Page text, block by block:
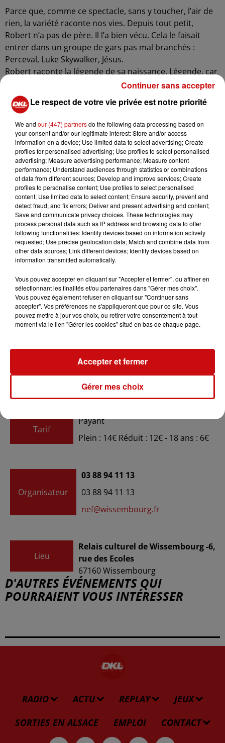
Parce que, comme ce spectacle, sans y toucher, l’air de
rien, la variété raconte nos vies. Depuis tout petit,
Robert n’a pas de père. Il l’a bien vécu. Cela le faisait
entrer dans un groupe de gars pas mal branchés :
Perceval, Luke Skywalker, Jésus.
Robert raconte la légende de sa naissance. Légende, car
comme dans une bonne télénovela, au fil de sa vie, ses
origines ont été réécrites. Son père étant parfois
inconnu, parfois mort, parfois un proche de la famille.
Dans la lignée des grands héros occidentaux sans père,
il s’est trouvé des pères de substitutions. Il y eut bien sûr
des membres masculins de la famille, des profs, des
supérieurs, mais aussi Barbapapa et surtout, surtout,
des chanteurs de variété française.
Voilà un spectacle qui décape tant par sa narration que
par ses choix de mise en scène. D’apparence
foutraque,Mon père est une chanson de variété
françaiseest une pièce étonnamment structurée. Elle
surprend autant qu’elle interroge grâce à l’humour et
l’irrévérence. Une comédie touchante et grinçante qui
nous ramène sans cesse, avec délicatesse à nos petites
Ajouter à votre calendrier
Date
du6 avril 2023 à 20h00
au6 avril 2023 à 21h10
Tarif
Payant
Plein : 14€ Réduit : 12€ - 18 ans : 6€
Organisateur
03 88 94 11 13
03 88 94 11 13
nef@wissembourg.fr
Lieu
Relais culturel de Wissembourg -6,
rue des Ecoles
67160Wissembourg
D'AUTRES ÉVÉNEMENTS QUI
POURRAIENT VOUS INTÉRESSER
RADIO ACTU REPLAY
JEUX
SORTIES EN ALSACE
EMPLOI CONTACT
Le respect de votre vie privée est notre priorité
We and our (447) partnersdo the following data processing based on
your consent and/or our legitimate interest: Store and/or access
information on a device; Use limited data to select advertising; Create
profiles for personalised advertising; Use profiles to select personalised
advertising; Measure advertising performance; Measure content
performance; Understand audiences through statistics or combinations
of data from different sources; Develop and improve services; Create
profiles to personalise content; Use profiles to select personalised
content; Use limited data to select content; Ensure security, prevent and
detect fraud, and fix errors; Deliver and present advertising and content;
Save and communicate privacy choices. These technologies may
process personal data such as IP address and browsing data to offer
following functionalities: Identify devices based on information actively
requested; Use precise geolocation data; Match and combine data from
other data sources; Link different devices; Identify devices based on
information transmitted automatically.
Vous pouvez accepter en cliquant sur "Accepter et fermer", ou affiner en
sélectionnant les finalités et/ou partenaires dans "Gérer mes choix".
Vous pouvez également refuser en cliquant sur "Continuer sans
accepter". Vos préférences ne s'appliqueront que pour ce site. Vous
pouvez mettre à jour vos choix, ou retirer votre consentement à tout
moment via le lien "Gérer les cookies" situé en bas de chaque page.
Gérer mes choix
Accepter et fermer
Continuer sans accepter